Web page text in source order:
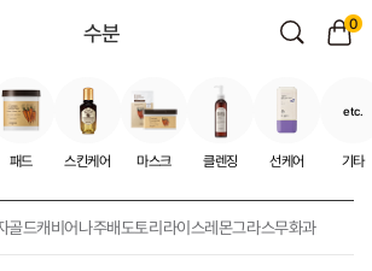
수분 0
패드 스킨케어 마스크 클렌징 선케어
etc.
기타
골드캐비어나주배도토리 라이스레몬그라스무화과